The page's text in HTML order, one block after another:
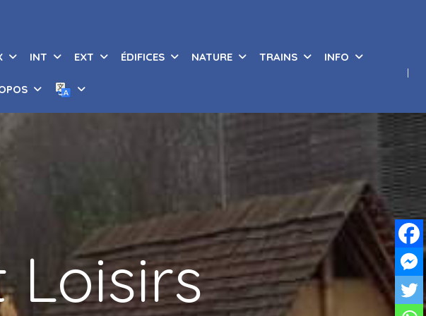
INT EXT ÉDIFICES NATURE TRAINS INFO
Loisirs